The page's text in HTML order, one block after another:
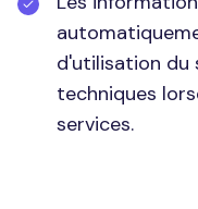
d'utilisation du
techniques
services.